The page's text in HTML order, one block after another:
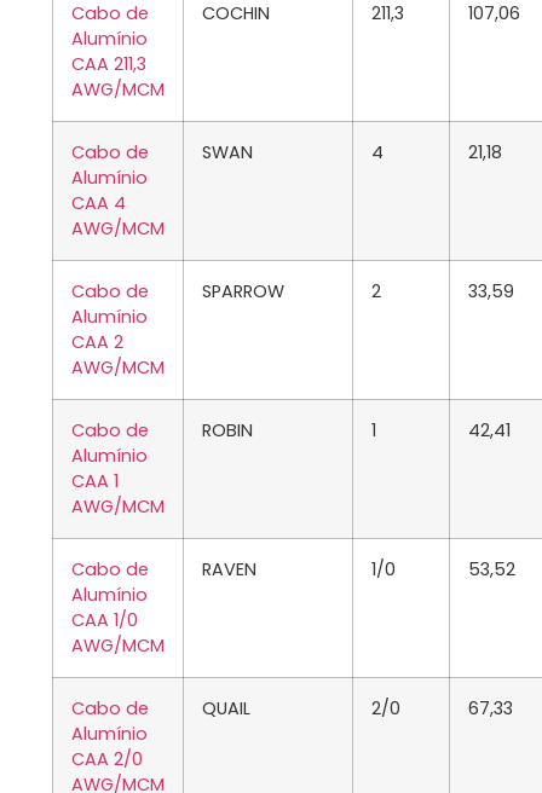
Cabo de
Alumínio
CAA 211,3
AWG/MCM
COCHIN 211,3 107,06
Cabo de
Alumínio
CAA 4
AWG/MCM
SWAN 4 21,18
Cabo de
Alumínio
CAA 2
AWG/MCM
SPARROW 2 33,59
Cabo de
Alumínio
CAA 1
AWG/MCM
ROBIN 1 42,41
Cabo de
Alumínio
CAA 1/0
AWG/MCM
RAVEN 1/0 53,52
Cabo de
Alumínio
CAA 2/0
AWG/MCM
QUAIL 2/0 67,33